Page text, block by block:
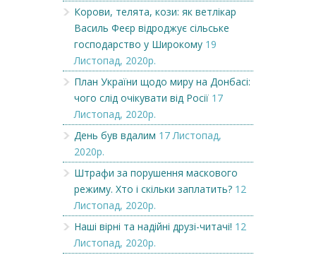
Корови, телята, кози: як ветлікар
Василь Феєр відроджує сільське
господарство у Широкому 19
Листопад, 2020р.
План України щодо миру на Донбасі:
чого слід очікувати від Росії 17
Листопад, 2020р.
День був вдалим 17 Листопад,
2020р.
Штрафи за порушення маскового
режиму. Хто і скільки заплатить? 12
Листопад, 2020р.
Наші вірні та надійні друзі-читачі! 12
Листопад, 2020р.